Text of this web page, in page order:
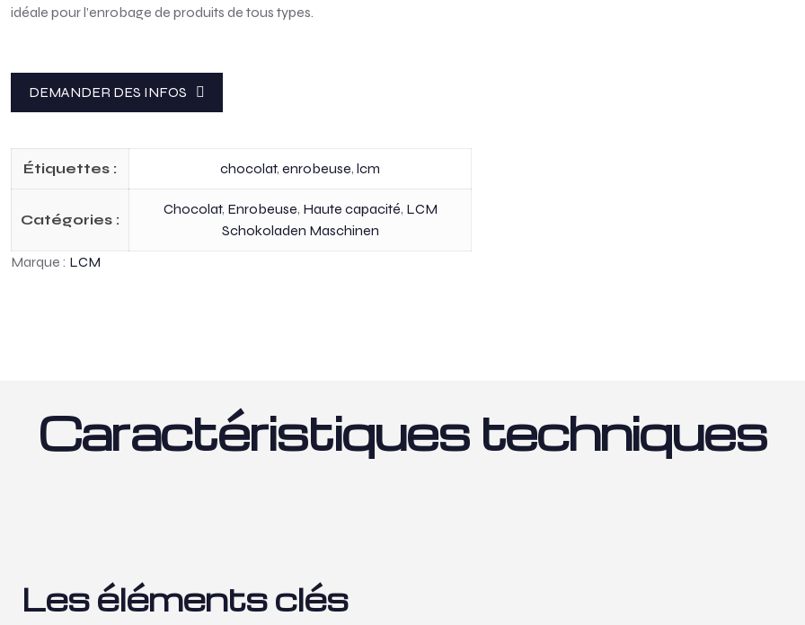
idéale pour l’enrobage de produits de tous types.
DEMANDER DES INFOS
Étiquettes : chocolat, enrobeuse, lcm
Catégories :
Chocolat, Enrobeuse, Haute capacité, LCM
Schokoladen Maschinen
Marque : LCM
Caractéristiques techniques
Les éléments clés